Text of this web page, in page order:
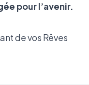
pour l’avenir.